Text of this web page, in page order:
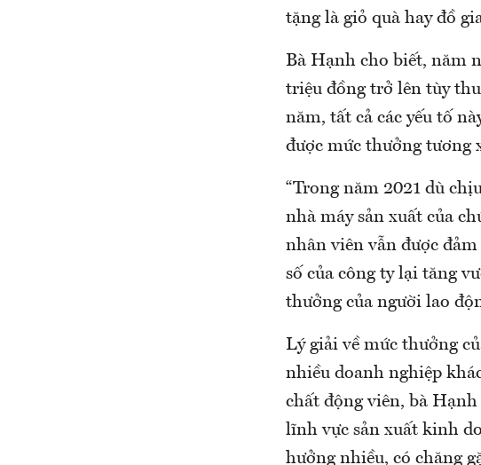
tặng là giỏ quà hay đồ
Bà Hạnh cho biết, năm
triệu đồng trở lên tùy
năm, tất cả các yếu tố
được mức thưởng tương
“Trong năm 2021 dù
nhà máy sản xuất của
nhân viên vẫn được
số của công ty lại tăng
thưởng của người lao
Lý giải về mức thưởng
nhiều doanh nghiệp
chất động viên, bà
lĩnh vực sản xuất kinh
hưởng nhiều, có chăng